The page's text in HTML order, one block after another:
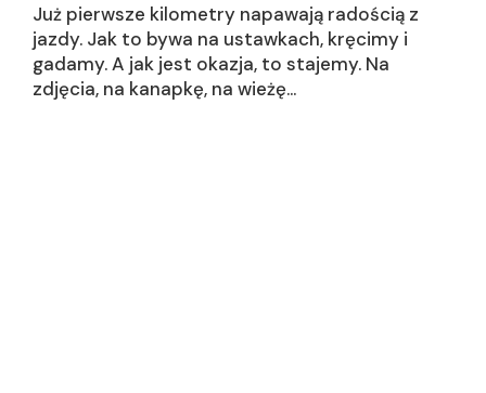
Już pierwsze kilometry napawają radością z
jazdy. Jak to bywa na ustawkach, kręcimy i
gadamy. A jak jest okazja, to stajemy. Na
zdjęcia, na kanapkę, na wieżę…